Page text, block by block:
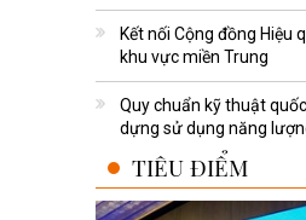
Kết nối Cộng đồng Hiệu
khu vực miền Trung
Quy chuẩn kỹ thuật
dựng sử dụng năng
TIÊU ĐIỂM